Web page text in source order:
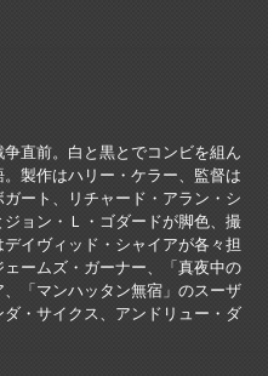
直前。白と黒とでコンビを組ん
製作はハリー・ケラー、監督は
ガート、リチャード・アラン・シ
ョン・Ｌ・ゴダードが脚色、撮
イヴィッド・シャイアが各々担
ームズ・ガーナー、「真夜中の
「マンハッタン無宿」のスーザ
・サイクス、アンドリュー・ダ